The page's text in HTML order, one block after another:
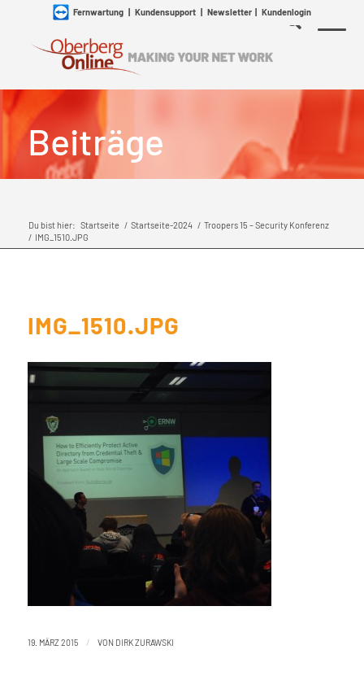
Fernwartung| Kundensupport| Newsletter| Kundenlogin
Beiträge
Du bist hier: Startseite / Startseite-2024 / Troopers 15 – Security Konferenz
/ IMG_1510.JPG
IMG_1510.JPG
19. MÄRZ 2015 / VON DIRK ZURAWSKI